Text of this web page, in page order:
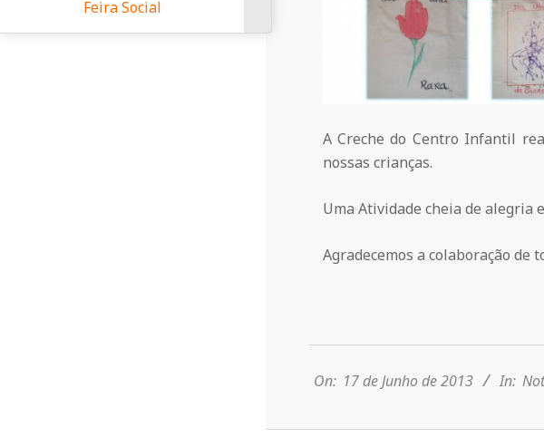
a
A Creche do Centro Infantil
nossas crianças.
Uma Atividade cheia de alegria
Agradecemos a colaboração de
17
On: 17 de Junho de 2013 In: